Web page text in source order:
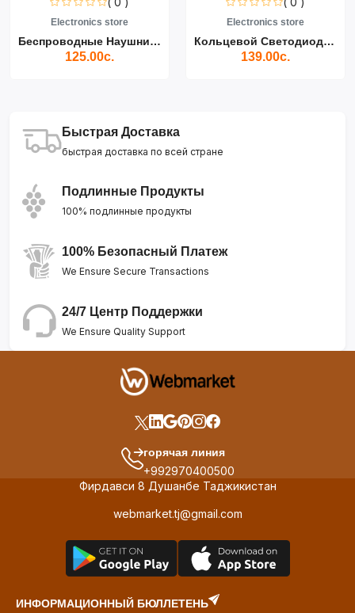
Electronics store
Беспроводные Наушники Air...
125.00с.
Electronics store
Кольцевой Светодиодный Св...
139.00с.
Быстрая Доставка
быстрая доставка по всей стране
Подлинные Продукты
100% подлинные продукты
100% Безопасный Платеж
We Ensure Secure Transactions
24/7 Центр Поддержки
We Ensure Quality Support
горячая линия
+992970400500
Фирдавси 8 Душанбе Таджикистан
webmarket.tj@gmail.com
ИНФОРМАЦИОННЫЙ БЮЛЛЕТЕНЬ